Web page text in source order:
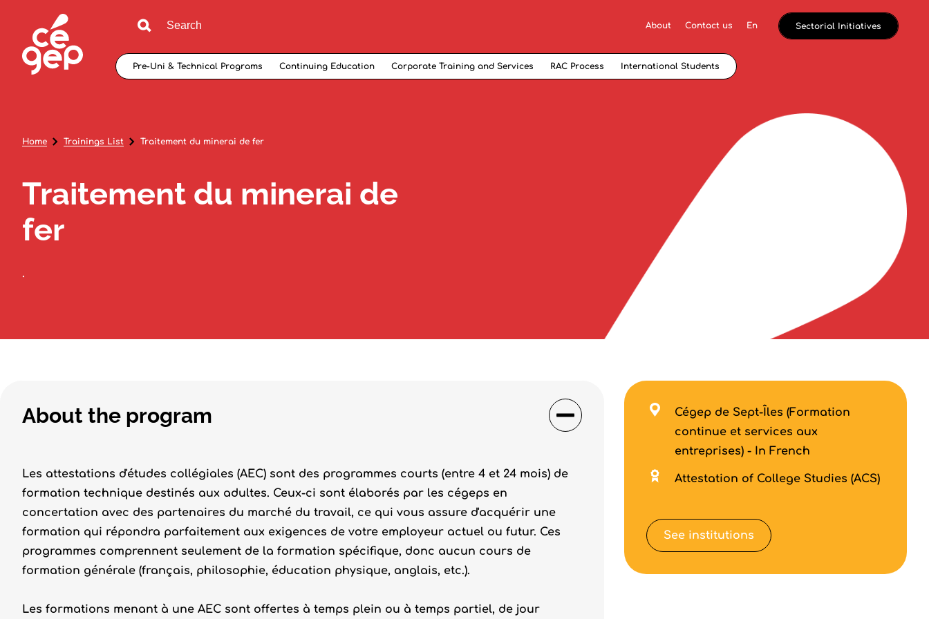
About Contact us En Sectorial Initiatives
Pre-Uni & Technical Programs Continuing Education Corporate Training and Services RAC Process International Students
Home Trainings List Traitement du minerai de fer
Traitement du minerai de
fer
.
About the program
Les attestations d'études collégiales (AEC) sont des programmes courts (entre 4 et 24 mois) de
formation technique destinés aux adultes. Ceux-ci sont élaborés par les cégeps en
concertation avec des partenaires du marché du travail, ce qui vous assure d'acquérir une
formation qui répondra parfaitement aux exigences de votre employeur actuel ou futur. Ces
programmes comprennent seulement de la formation spécifique, donc aucun cours de
formation générale (français, philosophie, éducation physique, anglais, etc.).
Les formations menant à une AEC sont offertes à temps plein ou à temps partiel, de jour
Cégep de Sept-Îles (Formation
continue et services aux
entreprises) - In French
Attestation of College Studies (ACS)
See institutions